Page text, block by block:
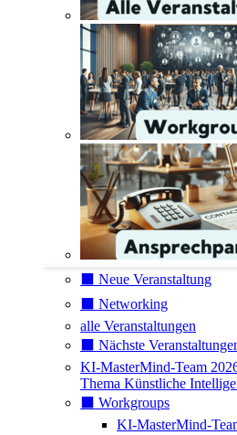
⬛️ Neue Veranstaltung
⬛️ Networking
alle Veranstaltungen
⬛️ Nächste
KI-MasterMind-Team
Thema Künstliche
⬛️ Workgroups
KI-MasterMind-